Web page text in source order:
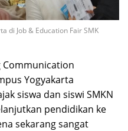
di Job & Education Fair SMK
Yogyakarta
siswa dan siswi SMKN
pendidikan ke
sekarang sangat